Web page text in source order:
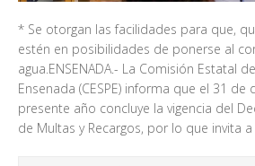
* Se otorgan las facilidades para que,
estén en posibilidades de ponerse al
agua.ENSENADA.- La Comisión Estatal
Ensenada (CESPE) informa que el 31 de
presente año concluye la vigencia del
de Multas y Recargos, por lo que invita a